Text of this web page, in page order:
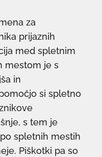
za
prijaznih
med spletnim
mestom je s
in
si spletno
s tem je
spletnih mestih
Piškotki pa so